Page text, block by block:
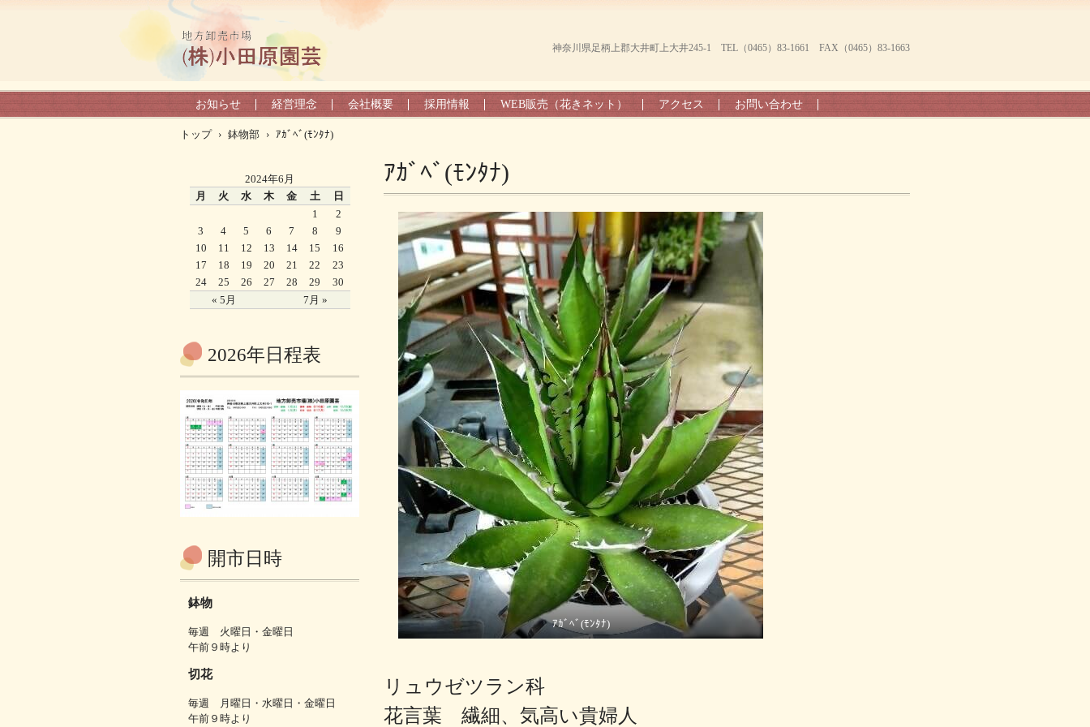
神奈川県足柄上郡大井町上大井245-1 TEL（0465）83-1661 FAX（0465）83-1663
お知らせ 経営理念 会社概要 採用情報 WEB販売（花きネット） アクセス お問い合わせ
トップ › 鉢物部 › ｱｶﾞﾍﾞ(ﾓﾝﾀﾅ)
ｱｶﾞﾍﾞ(ﾓﾝﾀﾅ)
ｱｶﾞﾍﾞ(ﾓﾝﾀﾅ)
リュウゼツラン科
花言葉 繊細、気高い貴婦人
2024年6月
月
火 水 木 金 土 日
« 5月 7月 »
1
2
3
4 5 6 7 8
9
10
11 12 13 14 15
16
17
18 19 20 21 22
23
24
25 26 27 28 29 30
2026年日程表
開市日時
鉢物
毎週 火曜日・金曜日
午前９時より
切花
毎週 月曜日・水曜日・金曜日
午前９時より